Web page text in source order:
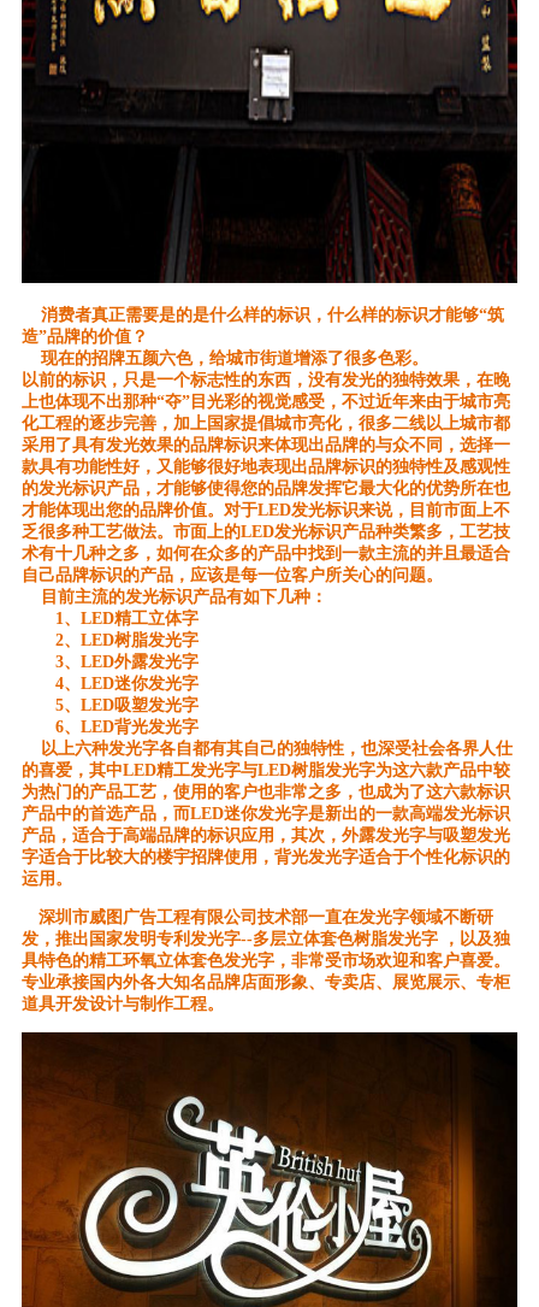
消费者真正需要是的是什么样的标识，什么样的标识才能够“筑
造”品牌的价值？
现在的招牌五颜六色，给城市街道增添了很多色彩。
以前的标识，只是一个标志性的东西，没有发光的独特效果，在晚
上也体现不出那种“夺”目光彩的视觉感受，不过近年来由于城市亮
化工程的逐步完善，加上国家提倡城市亮化，很多二线以上城市都
采用了具有发光效果的品牌标识来体现出品牌的与众不同，选择一
款具有功能性好，又能够很好地表现出品牌标识的独特性及感观性
的发光标识产品，才能够使得您的品牌发挥它最大化的优势所在也
才能体现出您的品牌价值。对于LED发光标识来说，目前市面上不
乏很多种工艺做法。市面上的LED发光标识产品种类繁多，工艺技
术有十几种之多，如何在众多的产品中找到一款主流的并且最适合
自己品牌标识的产品，应该是每一位客户所关心的问题。
目前主流的发光标识产品有如下几种：
1、LED精工立体字
2、LED树脂发光字
3、LED外露发光字
4、LED迷你发光字
5、LED吸塑发光字
6、LED背光发光字
以上六种发光字各自都有其自己的独特性，也深受社会各界人仕
的喜爱，其中LED精工发光字与LED树脂发光字为这六款产品中较
为热门的产品工艺，使用的客户也非常之多，也成为了这六款标识
产品中的首选产品，而LED迷你发光字是新出的一款高端发光标识
产品，适合于高端品牌的标识应用，其次，外露发光字与吸塑发光
字适合于比较大的楼宇招牌使用，背光发光字适合于个性化标识的
运用。
深圳市威图广告工程有限公司 技术部一直在发光字领域不断研
发，推出国家发明专利发光字--多层立体套色树脂发光字 ，以及独
具特色的精工环氧立体套色发光字，非常受市场欢迎和客户喜爱。
专业承接国内外各大知名品牌店面形象、专卖店、展览展示、专柜
道具开发设计与制作工程。